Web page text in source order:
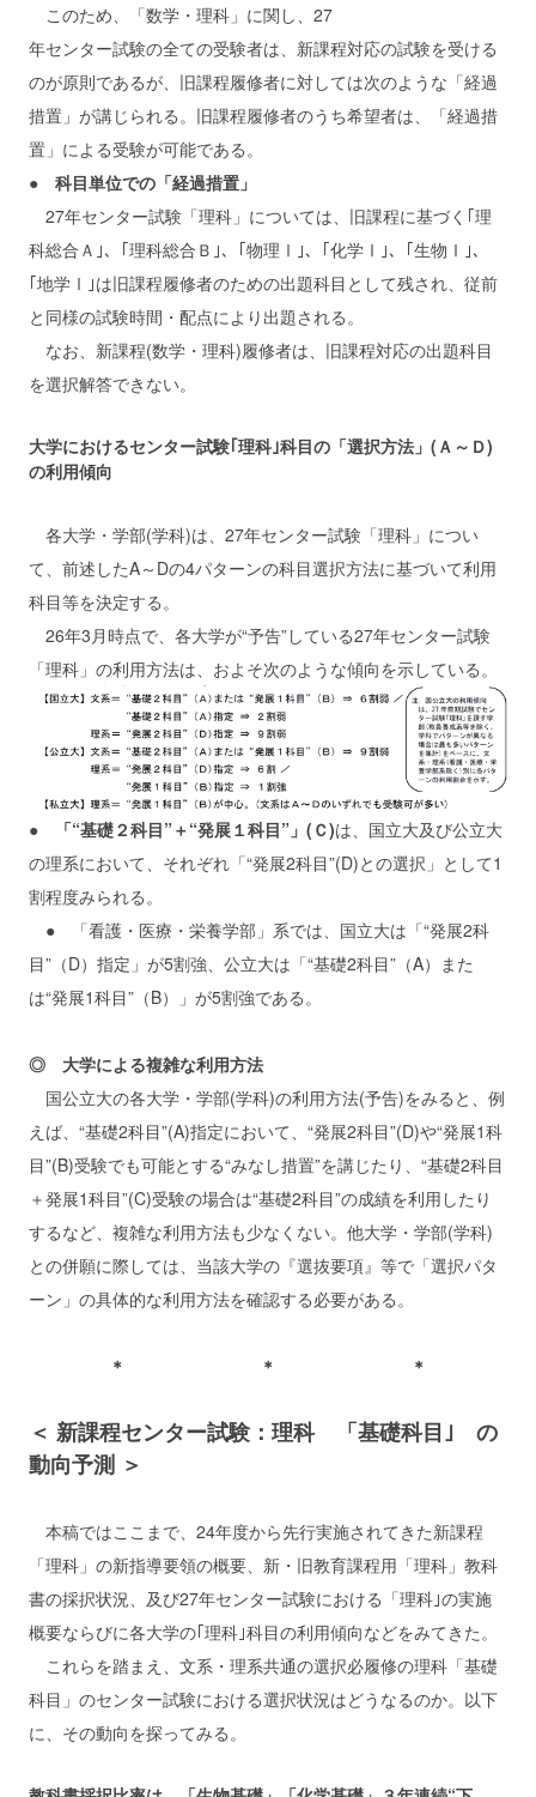
このため、「数学・理科」に関し、27
年センター試験の全ての受験者は、新課程対応の試験を受ける
のが原則であるが、旧課程履修者に対しては次のような「経過
措置」が講じられる。旧課程履修者のうち希望者は、「経過措
置」による受験が可能である。
● 科目単位での「経過措置」
27年センター試験「理科」については、旧課程に基づく｢理
科総合Ａ｣、｢理科総合Ｂ｣、｢物理Ⅰ｣、｢化学Ⅰ｣、｢生物Ⅰ｣、
｢地学Ⅰ｣は旧課程履修者のための出題科目として残され、従前
と同様の試験時間・配点により出題される。
なお、新課程(数学・理科)履修者は、旧課程対応の出題科目
を選択解答できない。
大学におけるセンター試験｢理科｣科目の「選択方法」(Ａ～Ｄ)
の利用傾向
各大学・学部(学科)は、27年センター試験「理科」につい
て、前述したA～Dの4パターンの科目選択方法に基づいて利用
科目等を決定する。
26年3月時点で、各大学が“予告”している27年センター試験
「理科」の利用方法は、およそ次のような傾向を示している。
● 「“基礎２科目”＋“発展１科目”」(Ｃ)は、国立大及び公立大
の理系において、それぞれ「“発展2科目”(D)との選択」として1
割程度みられる。
● 「看護・医療・栄養学部」系では、国立大は「“発展2科
目”（D）指定」が5割強、公立大は「“基礎2科目”（A）また
は“発展1科目”（B）」が5割強である。
◎ 大学による複雑な利用方法
国公立大の各大学・学部(学科)の利用方法(予告)をみると、例
えば、“基礎2科目”(A)指定において、“発展2科目”(D)や“発展1科
目”(B)受験でも可能とする“みなし措置”を講じたり、“基礎2科目
＋発展1科目”(C)受験の場合は“基礎2科目”の成績を利用したり
するなど、複雑な利用方法も少なくない。他大学・学部(学科)
との併願に際しては、当該大学の『選抜要項』等で「選択パタ
ーン」の具体的な利用方法を確認する必要がある。
＊ ＊ ＊
＜ 新課程センター試験：理科 「基礎科目｣ の
動向予測 ＞
本稿ではここまで、24年度から先行実施されてきた新課程
「理科」の新指導要領の概要、新・旧教育課程用「理科」教科
書の採択状況、及び27年センター試験における「理科｣の実施
概要ならびに各大学の｢理科｣科目の利用傾向などをみてきた。
これらを踏まえ、文系・理系共通の選択必履修の理科「基礎
科目」のセンター試験における選択状況はどうなるのか。以下
に、その動向を探ってみる。